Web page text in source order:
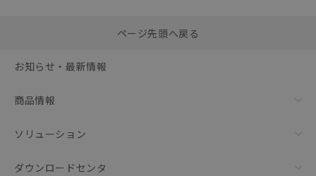
括ダウンロード
ページ先頭へ戻る
お知らせ・最新情報
商品情報
ソリューション
ダウンロードセンタ